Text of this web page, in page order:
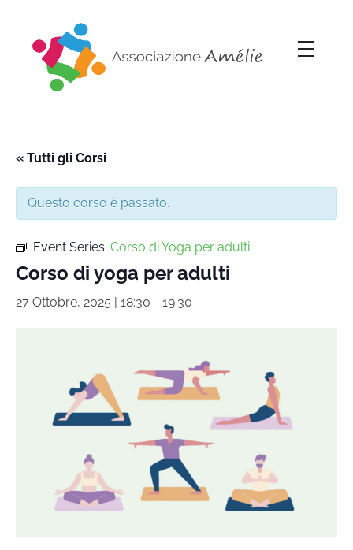
« Tutti gli Corsi
Questo corso è passato.
Event Series: Corso di Yoga per adulti
Corso di yoga per adulti
27 Ottobre, 2025 | 18:30 - 19:30